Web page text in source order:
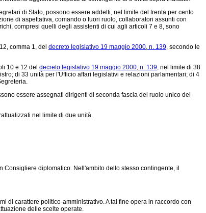
di Stato, possono essere addetti, nel limite del trenta per cento
di aspettativa, comando o fuori ruolo, collaboratori assunti con
compresi quelli degli assistenti di cui agli articoli 7 e 8, sono
comma 1, del decreto legislativo 19 maggio 2000, n. 139, secondo le
10 e 12 del decreto legislativo 19 maggio 2000, n. 139, nel limite di 38
di 33 unità per l'Ufficio affari legislativi e relazioni parlamentari; di 4
essere assegnati dirigenti di seconda fascia del ruolo unico dei
nel limite di due unità.
diplomatico. Nell'ambito dello stesso contingente, il
carattere politico-amministrativo. A tal fine opera in raccordo con
delle scelte operate.